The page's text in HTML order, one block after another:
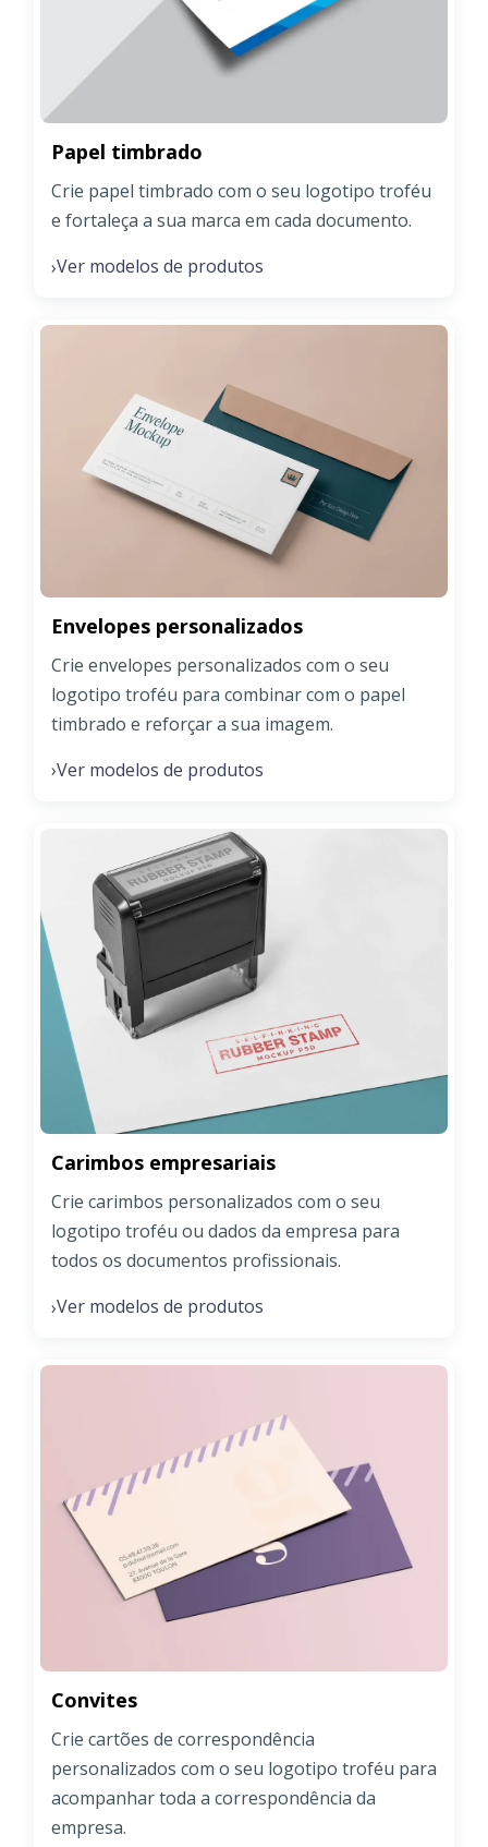
Papel timbrado
Crie papel timbrado com o seu logotipo troféu
e fortaleça a sua marca em cada documento.
›Ver modelos de produtos
Envelopes personalizados
Crie envelopes personalizados com o seu
logotipo troféu para combinar com o papel
timbrado e reforçar a sua imagem.
›Ver modelos de produtos
Carimbos empresariais
Crie carimbos personalizados com o seu
logotipo troféu ou dados da empresa para
todos os documentos profissionais.
›Ver modelos de produtos
Convites
Crie cartões de correspondência
personalizados com o seu logotipo troféu para
acompanhar toda a correspondência da
empresa.